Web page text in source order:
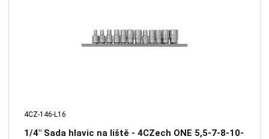
4CZ-146-L16
1/4" Sada hlavic na liště - 4CZech ONE 5,5-7-8-10-